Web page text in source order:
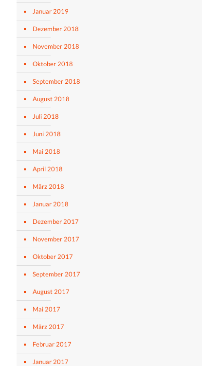
Januar 2019
Dezember 2018
November 2018
Oktober 2018
September 2018
August 2018
Juli 2018
Juni 2018
Mai 2018
April 2018
März 2018
Januar 2018
Dezember 2017
November 2017
Oktober 2017
September 2017
August 2017
Mai 2017
März 2017
Februar 2017
Januar 2017